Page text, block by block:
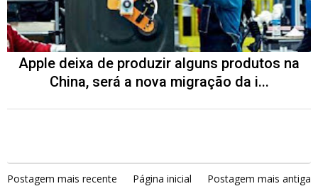
Apple deixa de produzir alguns produtos na
China, será a nova migração da i...
Postagem mais recente Página inicial Postagem mais antiga